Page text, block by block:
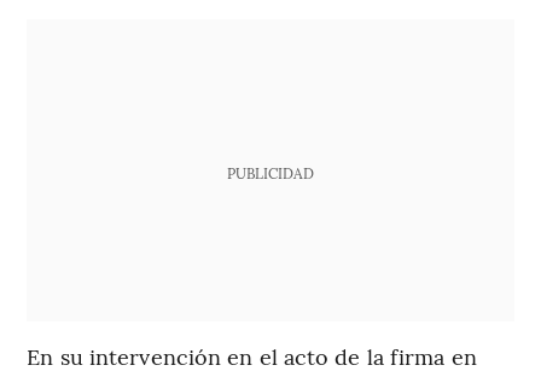
PUBLICIDAD
En su intervención en el acto de la firma en